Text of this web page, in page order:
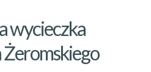
wycieczka